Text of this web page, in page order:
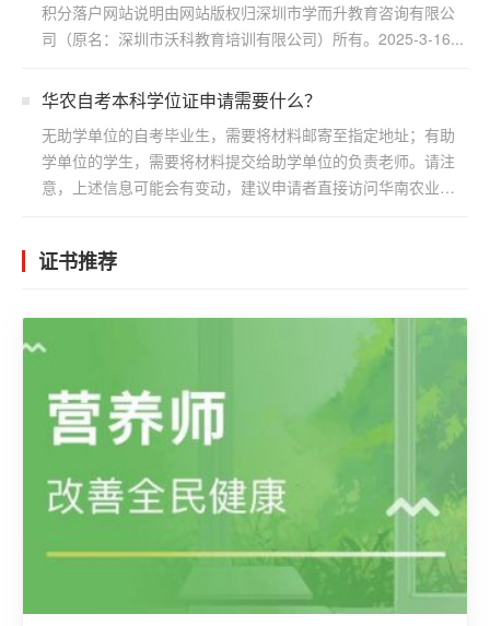
积分落户网站说明由网站版权归深圳市学而升教育咨询有限公
司（原名：深圳市沃科教育培训有限公司）所有。2025-3-16...
华农自考本科学位证申请需要什么？
无助学单位的自考毕业生，需要将材料邮寄至指定地址；有助
学单位的学生，需要将材料提交给助学单位的负责老师。请注
意，上述信息可能会有变动，建议申请者直接访问华南农业大
证书推荐